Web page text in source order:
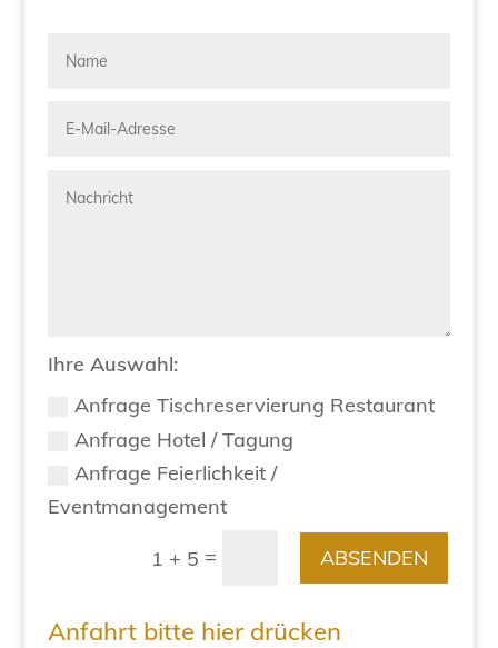
Ihre Auswahl:
Anfrage Tischreservierung Restaurant
Anfrage Hotel / Tagung
Anfrage Feierlichkeit /
Eventmanagement
1 + 5 = ABSENDEN
Anfahrt bitte hier drücken